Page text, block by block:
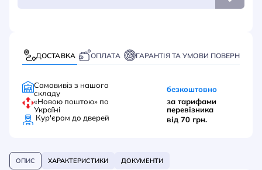
ДОСТАВКА ОПЛАТА ГАРАНТІЯ ТА УМОВИ ПОВЕРНЕННЯ
Самовивіз з нашого
складу
безкоштовно
«Новою поштою» по
Україні
за тарифами
перевізника
Кур'єром до дверей від 70 грн.
ОПИС ХАРАКТЕРИСТИКИ ДОКУМЕНТИ